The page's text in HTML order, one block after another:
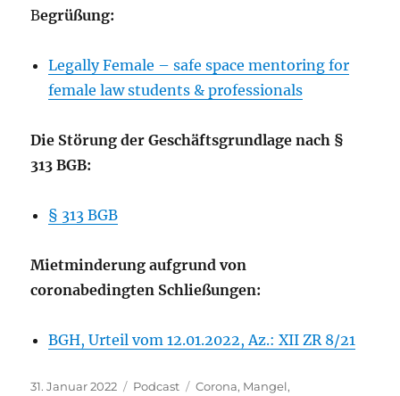
Begrüßung:
Legally Female – safe space mentoring for
female law students & professionals
Die Störung der Geschäftsgrundlage nach §
313 BGB:
§ 313 BGB
Mietminderung aufgrund von
coronabedingten Schließungen:
BGH, Urteil vom 12.01.2022, Az.: XII ZR 8/21
Veröffentlicht
31. Januar 2022 Kategorien
Podcast Schlagwörter
Corona, Mangel,